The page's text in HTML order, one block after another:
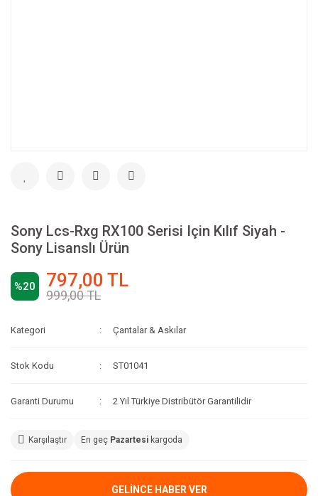
Sony Lcs-Rxg RX100 Serisi Için Kılıf Siyah -
Sony Lisanslı Ürün
%20 797,00 TL
999,00 TL
Kategori Çantalar & Askılar
Stok Kodu ST01041
Garanti Durumu 2 Yıl Türkiye Distribütör Garantilidir
Karşılaştır En geç Pazartesi kargoda
GELİNCE HABER VER